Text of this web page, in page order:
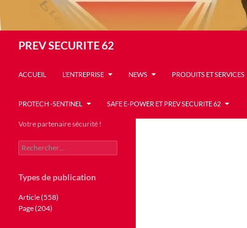
PREV SECURITE 62
ACCUEIL L’ENTREPRISE NEWS PRODUITS ET SERVICES
PROTECH -SENTINEL SAFE E-POWER ET PREV SECURITE 62
Votre partenaire sécurité !
Rechercher :
Types de publication
Article (558)
Page (204)